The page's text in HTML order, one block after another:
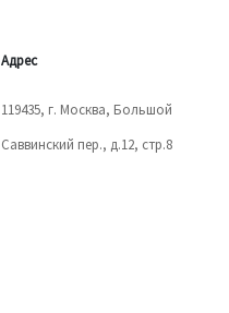
Адрес
119435, г. Москва, Большой
Саввинский пер., д.12, стр.8